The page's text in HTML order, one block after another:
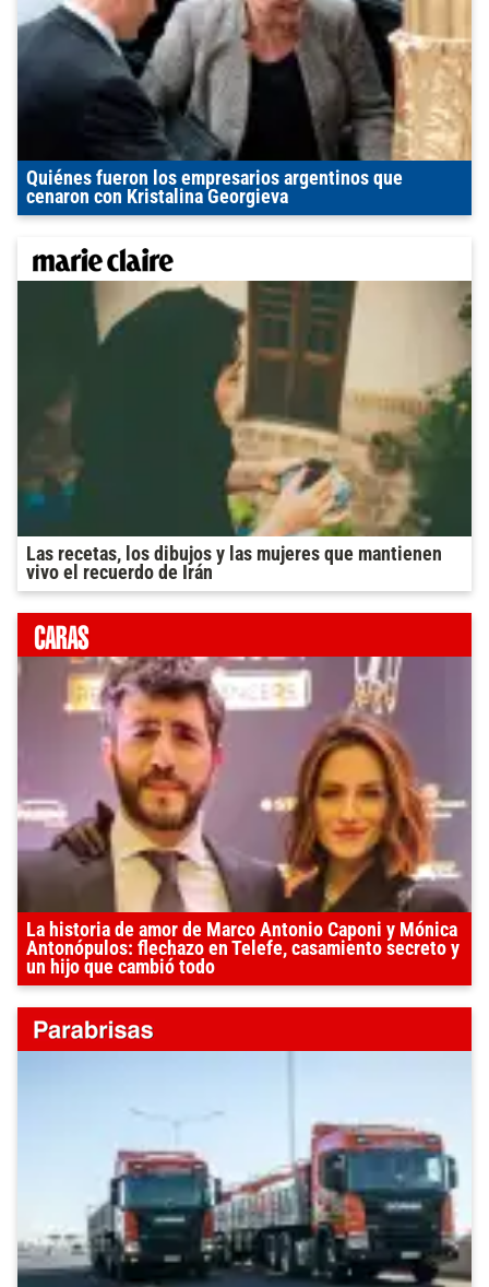
Quiénes fueron los empresarios argentinos que
cenaron con Kristalina Georgieva
Las recetas, los dibujos y las mujeres que mantienen
vivo el recuerdo de Irán
La historia de amor de Marco Antonio Caponi y Mónica
Antonópulos: flechazo en Telefe, casamiento secreto y
un hijo que cambió todo